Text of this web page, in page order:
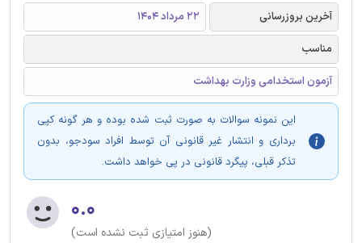
آخرین بروزرسانی
22 مرداد 1404
مناسب
آزمون استخدامی وزارت بهداشت
این نمونه سوالات به صورت ثبت شده بوده و هر گونه کپی
برداری و انتشار غیر قانونی آن توسط افراد سودجو، بدون
تذکر قبلی، پیگرد قانونی در پی خواهد داشت.
۰.۰
(هنوز امتیازی ثبت نشده است)